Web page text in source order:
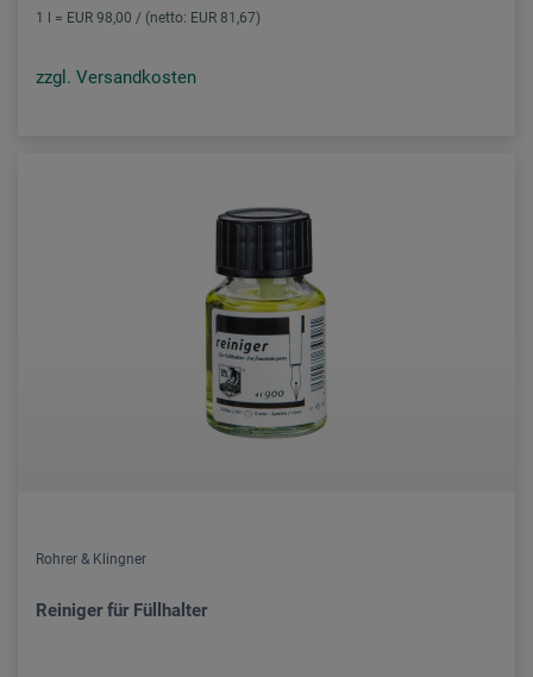
1 l = EUR 98,00 / (netto: EUR 81,67)
zzgl. Versandkosten
Rohrer & Klingner
Reiniger für Füllhalter